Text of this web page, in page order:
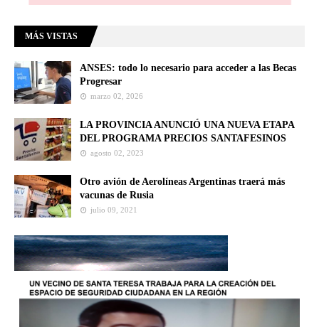
MÁS VISTAS
ANSES: todo lo necesario para acceder a las Becas
Progresar
marzo 02, 2026
LA PROVINCIA ANUNCIÓ UNA NUEVA ETAPA
DEL PROGRAMA PRECIOS SANTAFESINOS
agosto 02, 2023
Otro avión de Aerolíneas Argentinas traerá más
vacunas de Rusia
julio 09, 2021